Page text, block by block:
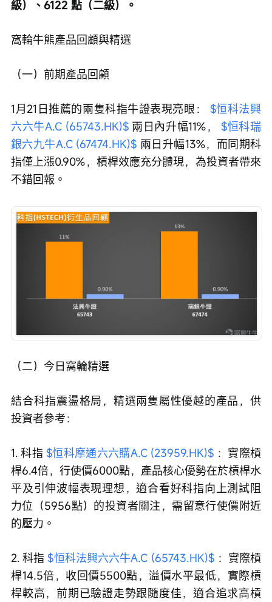
級）、6122 點（二級）。
窩輪牛熊產品回顧與精選
（一）前期產品回顧
1月21日推薦的兩隻科指牛證表現亮眼： $恒科法興
六六牛A.C (65743.HK)$ 兩日內升幅11%， $恒科瑞
銀六九牛A.C (67474.HK)$ 兩日升幅13%，而同期科
指僅上漲0.90%，槓桿效應充分體現，為投資者帶來
不錯回報。
（二）今日窩輪精選
結合科指震盪格局，精選兩隻屬性優越的產品，供
投資者參考：
1. 科指 $恒科摩通六六購A.C (23959.HK)$ ：實際槓
桿6.4倍，行使價6000點，產品核心優勢在於槓桿水
平及引伸波幅表現理想，適合看好科指向上測試阻
力位（5956點）的投資者關注，需留意行使價附近
的壓力。
2. 科指 $恒科法興六六牛A.C (65743.HK)$ ：實際槓
桿14.5倍，收回價5500點，溢價水平最低，實際槓
桿較高，前期已驗證走勢跟隨度佳，適合追求高槓